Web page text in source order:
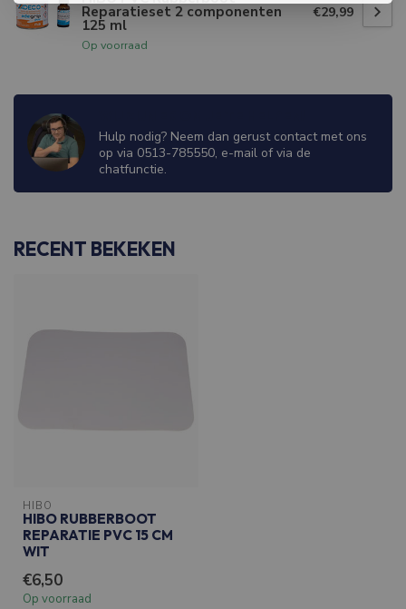
Reparatieset 2 componenten
125 ml
Op voorraad
€29,99
Hulp nodig? Neem dan gerust contact met ons
op via 0513-785550, e-mail of via de
chatfunctie.
RECENT BEKEKEN
HIBO
HIBO RUBBERBOOT
REPARATIE PVC 15 CM
WIT
€6,50
Op voorraad